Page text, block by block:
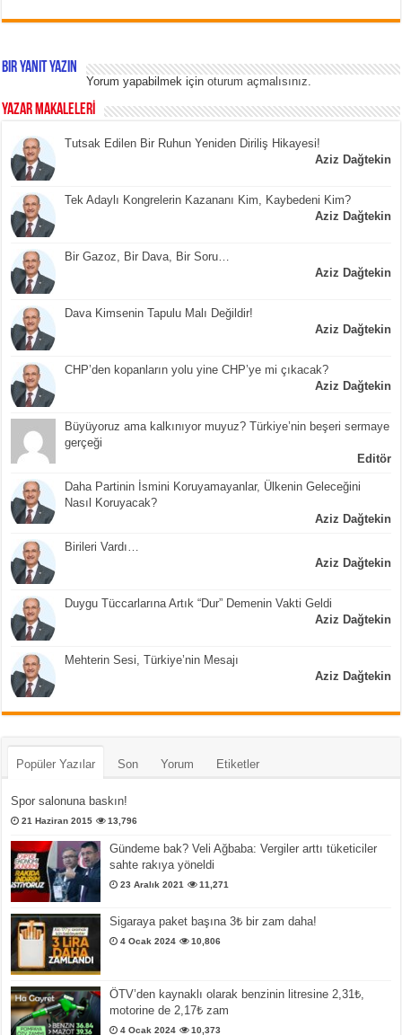
Bir yanıt yazın
Yorum yapabilmek içinoturum açmalısınız
YAZAR MAKALELERİ
Tutsak Edilen Bir Ruhun Yeniden Diriliş Hikayesi!
Aziz Dağtekin
Tek Adaylı Kongrelerin Kazananı Kim, Kaybedeni Kim?
Aziz Dağtekin
Bir Gazoz, Bir Dava, Bir Soru…
Aziz Dağtekin
Dava Kimsenin Tapulu Malı Değildir!
Aziz Dağtekin
CHP’den kopanların yolu yine CHP’ye mi çıkacak?
Aziz Dağtekin
Büyüyoruz ama kalkınıyor muyuz? Türkiye’nin beşeri sermaye
gerçeği
Editör
Daha Partinin İsmini Koruyamayanlar, Ülkenin Geleceğini
Nasıl Koruyacak?
Aziz Dağtekin
Birileri Vardı…
Aziz Dağtekin
Duygu Tüccarlarına Artık “Dur” Demenin Vakti Geldi
Aziz Dağtekin
Mehterin Sesi, Türkiye’nin Mesajı
Aziz Dağtekin
Popüler Yazılar Son Yorum Etiketler
Spor salonuna baskın!
21 Haziran 2015 13,796
Gündeme bak? Veli Ağbaba: Vergiler arttı tüketiciler
sahte rakıya yöneldi
23 Aralık 2021 11,271
Sigaraya paket başına 3₺ bir zam daha!
4 Ocak 2024 10,806
ÖTV’den kaynaklı olarak benzinin litresine 2,31₺,
motorine de 2,17₺ zam
4 Ocak 2024 10,373